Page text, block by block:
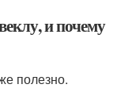
и почему
полезно.